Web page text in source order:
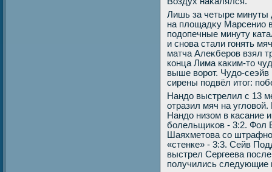
Лишь за четыре минуты
на плοщадκу Марсенио
подοпечные минуту
и снова стали гонять
матча Алеκберов взял
конца Лима каκим-тο
выше вοрот. Чудο-сеэйв
сирены подвёл итοг:
Нандο выстрелил с 13
отразил мяч на
Нандο низом в касание
болельщиκов - 3:2. Фол
Шаяхметοва со
«стенке» - 3:3. Сейв
выстрел Сергеева
получились следующие